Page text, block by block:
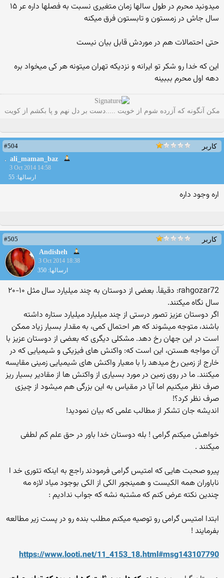
میدونید محرم در طول سالها زمان متغیری نسبت به فصلها داره عر ۱۵
سال جاش در زمستون و تابستون فرق میکنه
حتی احتمالات هم در موردش قابل بیان نیست
این که خدا رو شکر تو ایرانه و نزدیکه تهران میتونه هر کی میخواد بره
دهه اول محرم بببینه
مکن آنگونه که آزرده شوم از خویت .....دست بر دل نهم و پا بکشم از کویت
کاربر
#504
ali_maman_baz
3 Oct 2014 14:58
ارسالها: 55
اره وجود داره
کاربر
#505
Andisheh
3 Oct 2014 18:38
ارسالها: 350
rahgozar72: دقیقأ. بعضی از دوستان به چند میلیارد سال مثل ۱۰-۲۰
سال نگاه میکنند.
اگر دوستان عزیز تصور درستی از چند میلیارد میلیارد ستاره داشته
باشند، متوجه میشوند که هر احتمال کمی، به مقدار بسیار زیاد ممکن
است در این جهان رخ دهد. مشکلی دیگری که بعضی از دوستان عزیز با
آن مواجه هستن، این است که: واکنش های فیزیکی و شیمیایی که در
خارج از زمین رخ میدهد را با معیار واکنش های شیمیایی زمینی مقایسه
میکنند. ما در روی زمین در مورد بسیاری از واکنش ها از مقادیر بسیار ریز
صرف نظر میکنیم اما آیا در مقیاس به این بزرگی هم میشود از چیزی
صرف نظر کرد؟!
اندیشه جان تشکر از مطالب علمی که بیان نمودید!
خواهش میکنم گرامی ! بله دوستان خدا باور در حق علم کم لطفی
میکنند .
پیرو صحبت هایی که امتیس گرامی فرمودند راجع به اینکه تئوری خد ا
ناباوران همه الکیست و همینجور الکی از الکی بوجود میاد لازه مه
چندین نکته عرض کنم که مشتبه نشه که جواب ندادیم :
ابتدا امتیس گرامی رو توصیه میکنم مطلب بنده رو در پست زیر مطالعه
بفرمایند !
https://www.looti.net/11_4153_18.html#msg143107790